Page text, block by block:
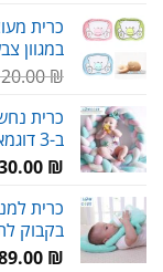
כרית
במגוון
₪
ב-3 דוגמאות
₪
כרית
בקבוק
₪